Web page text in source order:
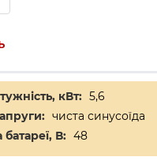
кВт: 5,6
чиста синусоїда
В: 48